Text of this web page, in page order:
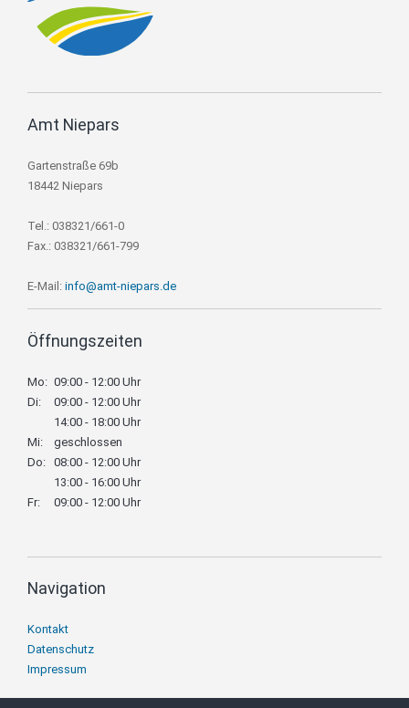
Amt Niepars
Gartenstraße 69b
18442 Niepars
Tel.: 038321/661-0
Fax.: 038321/661-799
E-Mail: info@amt-niepars.de
Öffnungszeiten
Mo: 09:00 - 12:00 Uhr
Di:
09:00 - 12:00 Uhr
14:00 - 18:00 Uhr
Mi:
geschlossen
Do: 08:00 - 12:00 Uhr
13:00 - 16:00 Uhr
Fr:
09:00 - 12:00 Uhr
Navigation
Navigation
überspringen
Kontakt
Datenschutz
Impressum